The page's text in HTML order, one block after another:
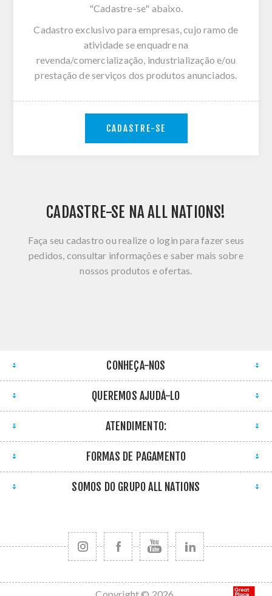
"Cadastre-se" abaixo.
Cadastro exclusivo para empresas, cujo ramo de
atividade se enquadre na
revenda/comercialização, industrialização e/ou
prestação de serviços dos produtos anunciados.
CADASTRE-SE
CADASTRE-SE NA ALL NATIONS!
Faça seu cadastro ou realize o login para fazer seus
pedidos, consultar informações e saber mais sobre
nossos produtos e ofertas.
CONHEÇA-NOS
QUEREMOS AJUDÁ-LO
ATENDIMENTO:
FORMAS DE PAGAMENTO
SOMOS DO GRUPO ALL NATIONS